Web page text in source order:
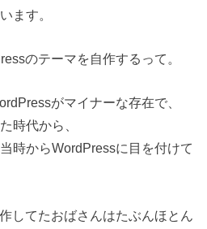
ます。
のテーマを自作するって。
がマイナーな存在で、
時代から、
時からWordPressに目を付けて
してたおばさんはたぶんほとん